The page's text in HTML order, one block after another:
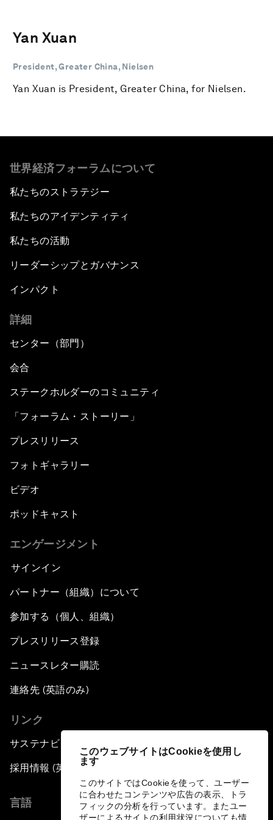
このウェブサイトはCookieを使用し
ます
このサイトではCookieを使って、ユーザー
に合わせたコンテンツや広告の表示、トラ
フィックの分析を行っています。またユー
ザーによるサイトの利用状況についても情
Yan Xuan
President, Greater China, Nielsen
Yan Xuan is President, Greater China, for Nielsen.
世界経済フォーラムについて
私たちのストラテジー
私たちのアイデンティティ
私たちの活動
リーダーシップとガバナンス
インパクト
詳細
センター（部門）
会合
ステークホルダーのコミュニティ
「フォーラム・ストーリー」
プレスリリース
フォトギャラリー
ビデオ
ポッドキャスト
エンゲージメント
サインイン
パートナー（組織）について
参加する（個人、組織）
プレスリリース登録
ニュースレター購読
連絡先 (英語のみ)
リンク
サステナビリティへの取り組み
採用情報 (英語のみ)
言語